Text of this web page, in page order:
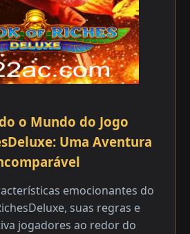
o Mundo do Jogo
Uma Aventura
emocionantes do
suas regras e
jogadores ao redor do